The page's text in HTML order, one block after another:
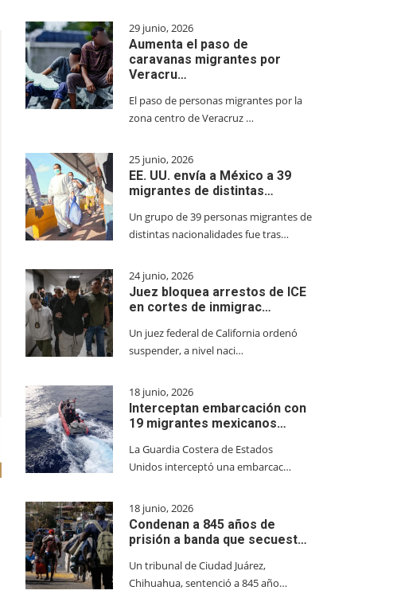
29 junio, 2026
Aumenta el paso de
caravanas migrantes por
Veracru…
El paso de personas migrantes por la
zona centro de Veracruz …
25 junio, 2026
EE. UU. envía a México a 39
migrantes de distintas…
Un grupo de 39 personas migrantes de
distintas nacionalidades fue tras…
24 junio, 2026
Juez bloquea arrestos de ICE
en cortes de inmigrac…
Un juez federal de California ordenó
suspender, a nivel naci…
18 junio, 2026
Interceptan embarcación con
19 migrantes mexicanos…
La Guardia Costera de Estados
Unidos interceptó una embarcac…
18 junio, 2026
Condenan a 845 años de
prisión a banda que secuest…
Un tribunal de Ciudad Juárez,
Chihuahua, sentenció a 845 año…